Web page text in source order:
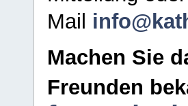
Mail
Machen Sie
Freunden